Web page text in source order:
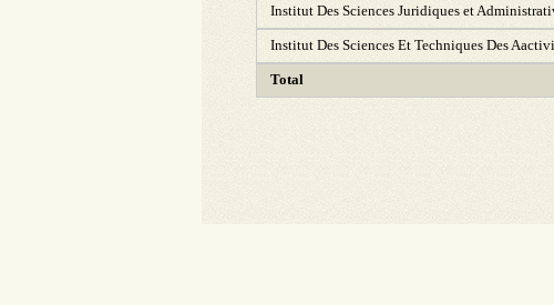
Institut Des Sciences Juridiques et
Institut Des Sciences Et Techniques Des
Total